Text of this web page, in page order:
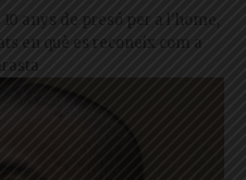
anys de presó per a l'home,
en què es reconeix com a